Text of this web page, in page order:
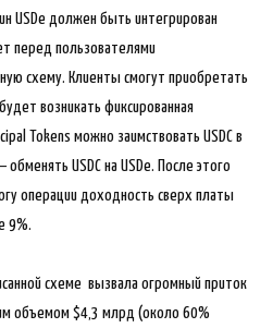
USDe должен быть интегрирован
перед пользователями
схему. Клиенты смогут приобретать
возникать фиксированная
Tokens можно заимствовать USDC в
USDC на USDe. После этого
операции доходность сверх платы
9%.
схеме вызвала огромный приток
объемом $4,3 млрд (около 60%